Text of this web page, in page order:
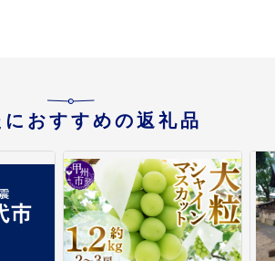
におすすめの返礼品